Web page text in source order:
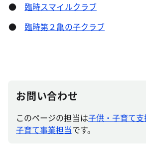
● 臨時スマイルクラブ
● 臨時第２亀の子クラブ
お問い合わせ
このページの担当は子供・子育て
子育て事業担当です。